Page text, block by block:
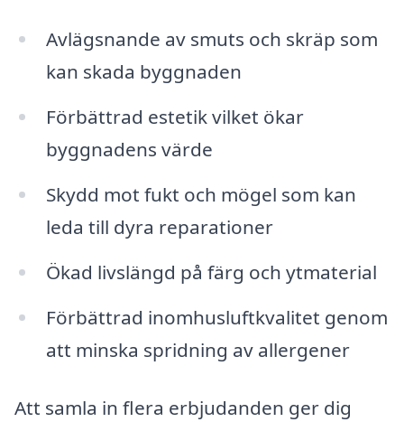
Avlägsnande av smuts och skräp som
kan skada byggnaden
Förbättrad estetik vilket ökar
byggnadens värde
Skydd mot fukt och mögel som kan
leda till dyra reparationer
Ökad livslängd på färg och ytmaterial
Förbättrad inomhusluftkvalitet genom
att minska spridning av allergener
Att samla in flera erbjudanden ger dig